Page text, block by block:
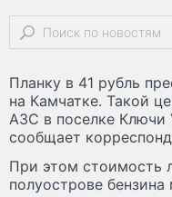
Планку в 41 рубль
на Камчатке. Такой
АЗС в поселке Ключи
сообщает
При этом стоимость
полуострове